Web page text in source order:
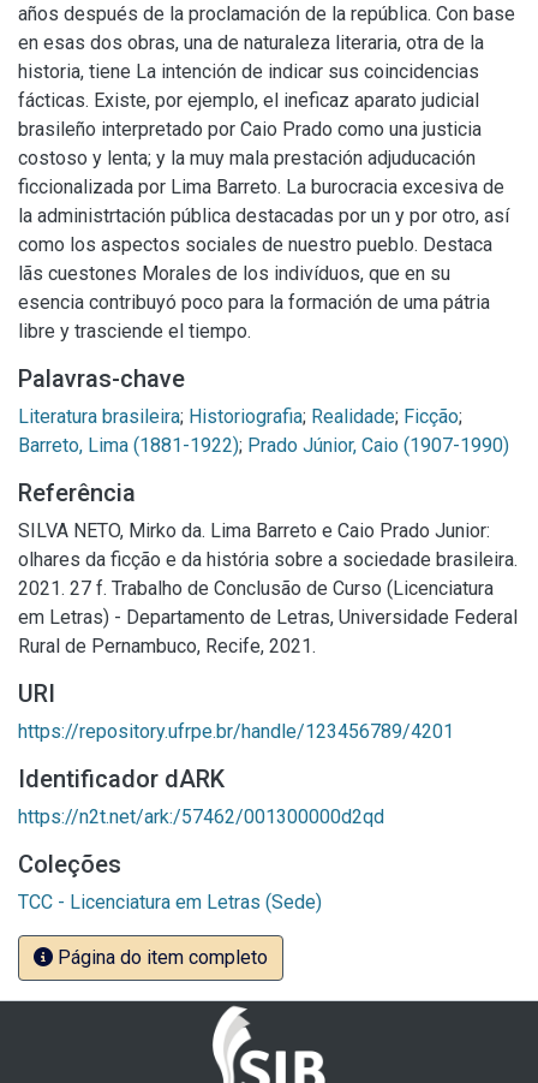
años después de la proclamación de la república. Con base
en esas dos obras, una de naturaleza literaria, otra de la
historia, tiene La intención de indicar sus coincidencias
fácticas. Existe, por ejemplo, el ineficaz aparato judicial
brasileño interpretado por Caio Prado como una justicia
costoso y lenta; y la muy mala prestación adjuducación
ficcionalizada por Lima Barreto. La burocracia excesiva de
la administrtación pública destacadas por un y por otro, así
como los aspectos sociales de nuestro pueblo. Destaca
lãs cuestones Morales de los indivíduos, que en su
esencia contribuyó poco para la formación de uma pátria
libre y trasciende el tiempo.
Palavras-chave
Literatura brasileira; Historiografia; Realidade; Ficção;
Barreto, Lima (1881-1922); Prado Júnior, Caio (1907-1990)
Referência
SILVA NETO, Mirko da. Lima Barreto e Caio Prado Junior:
olhares da ficção e da história sobre a sociedade brasileira.
2021. 27 f. Trabalho de Conclusão de Curso (Licenciatura
em Letras) - Departamento de Letras, Universidade Federal
Rural de Pernambuco, Recife, 2021.
URI
https://repository.ufrpe.br/handle/123456789/4201
Identificador dARK
https://n2t.net/ark:/57462/001300000d2qd
Coleções
TCC - Licenciatura em Letras (Sede)
Página do item completo